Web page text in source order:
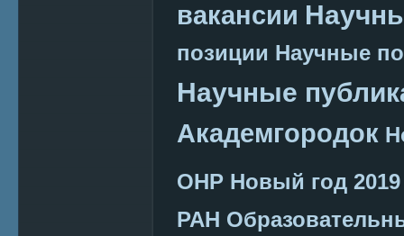
вакансии
позиции Научные
Научные
Академгородок
ОНР Новый год 2019
РАН